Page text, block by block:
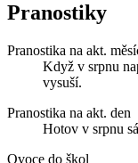
Pranostiky
Pranostika na akt.
Když v srpnu
vysuší.
Pranostika na akt. den
Hotov v srpnu
Ovoce do škol